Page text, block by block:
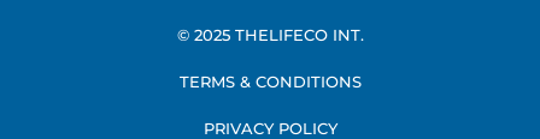
© 2025 THELIFECO INT.
TERMS & CONDITIONS
PRIVACY POLICY